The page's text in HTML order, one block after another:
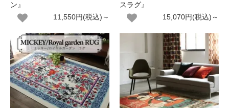
ン』
11,550円(税込)～
スラグ』
15,070円(税込)～